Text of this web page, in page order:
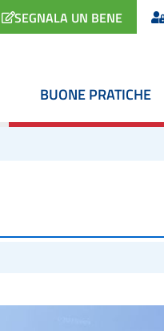
SEGNALA UN BENE
BUONE PRATICHE